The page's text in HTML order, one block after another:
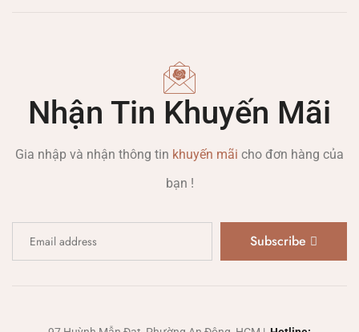
Nhận Tin Khuyến Mãi
Gia nhập và nhận thông tin khuyến mãi cho đơn hàng của
bạn !
Subscribe